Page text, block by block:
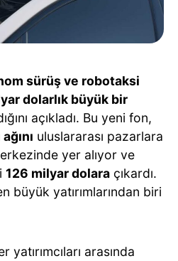
sürüş ve robotaksi
dolarlık büyük bir
açıkladı. Bu yeni fon,
uluslararası pazarlara
yer alıyor ve
126 milyar dolara çıkardı.
büyük yatırımlarından biri
yatırımcıları arasında